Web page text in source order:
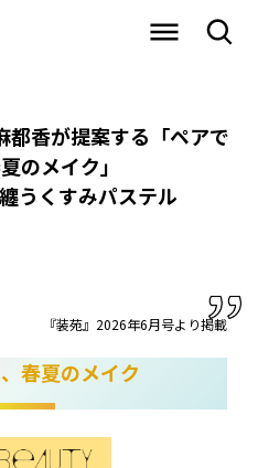
香が提案する「ペアで
のメイク」
うくすみパステル
『装苑』2026年6月号より掲載
春夏のメイク